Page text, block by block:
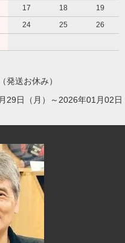
17 18
19
24 25
26
発送お休み）
29日（月）～2026年01月02日